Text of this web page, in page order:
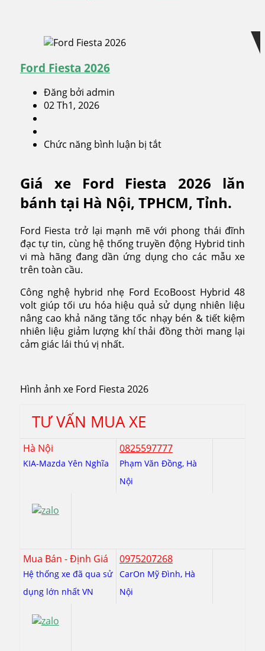
navigation
Ford Fiesta 2026
Đăng bởi admin
02 Th1, 2026
Chức năng bình luận bị tắtở
2026
Giá xe Ford Fiesta 2026 lăn
bánh tại Hà Nội, TPHCM, Tỉnh.
Ford Fiesta trở lại mạnh mẽ với phong thái đĩnh
đạc tự tin, cùng hệ thống truyền động Hybrid tinh
vi mà hãng đang dần ứng dụng cho các mẫu xe
trên toàn cầu.
Công nghệ hybrid nhẹ Ford EcoBoost Hybrid 48
volt giúp tối ưu hóa hiệu quả sử dụng nhiên liệu
nâng cao khả năng tăng tốc nhạy bén & tiết kiệm
nhiên liệu giảm lượng khí thải đồng thời mang lại
cảm giác lái thú vị nhất.
Hình ảnh xe Ford Fiesta 2026
TƯ VẤN MUA XE
Hà Nội
KIA-Mazda Yên Nghĩa
0825597777
Phạm Văn Đồng, Hà
Nội
Mua Bán - Định Giá
Hệ thống xe đã qua sử
dụng lớn nhất VN
0975207268
CarOn Mỹ Đình, Hà
Nội